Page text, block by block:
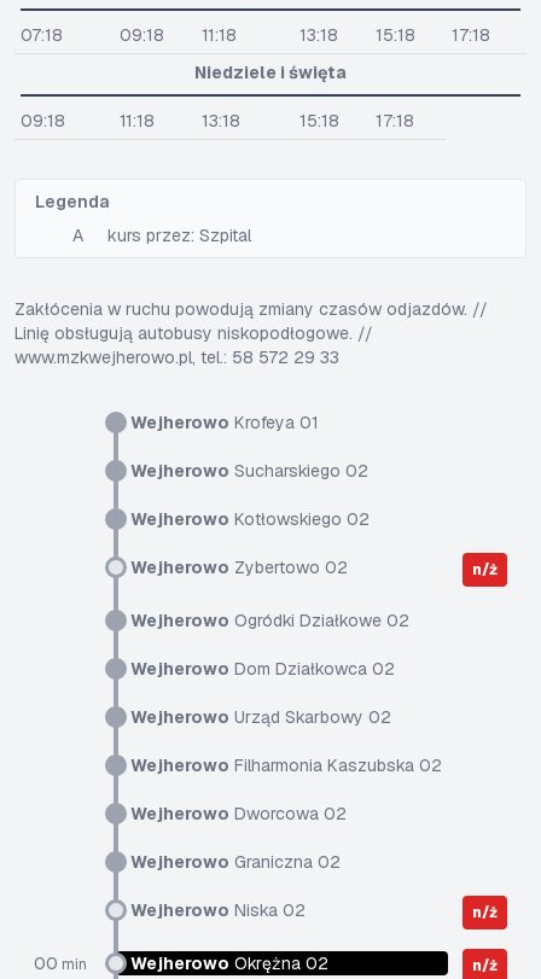
Wejherowo Krofeya 01
Wejherowo Sucharskiego 02
Wejherowo Kotłowskiego 02
Wejherowo Zybertowo 02 n/ż
Wejherowo Ogródki Działkowe 02
Wejherowo Dom Działkowca 02
Wejherowo Urząd Skarbowy 02
Wejherowo Filharmonia Kaszubska 02
Wejherowo Dworcowa 02
Wejherowo Graniczna 02
Wejherowo Niska 02 n/ż
00 min Wejherowo Okrężna 02 n/ż
07:18 09:18 11:18 13:18 15:18
17:18
Niedziele i święta
09:18 11:18 13:18 15:18 17:18
Legenda
A
kurs przez: Szpital
Zakłócenia w ruchu powodują zmiany czasów odjazdów. //
Linię obsługują autobusy niskopodłogowe. //
www.mzkwejherowo.pl, tel.: 58 572 29 33